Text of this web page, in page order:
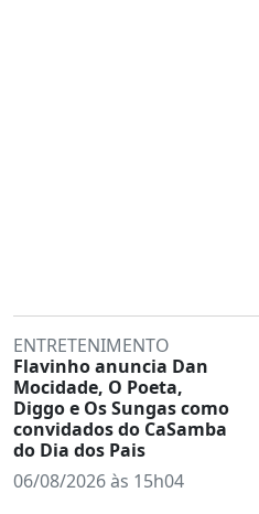
ENTRETENIMENTO
Flavinho anuncia Dan
Mocidade, O Poeta,
Diggo e Os Sungas como
convidados do CaSamba
do Dia dos Pais
06/08/2026 às 15h04